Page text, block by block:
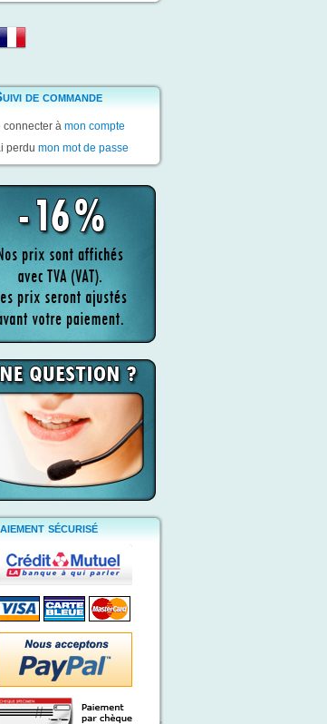
de commande
connecter à mon compte
perdu mon mot de passe
sécurisé